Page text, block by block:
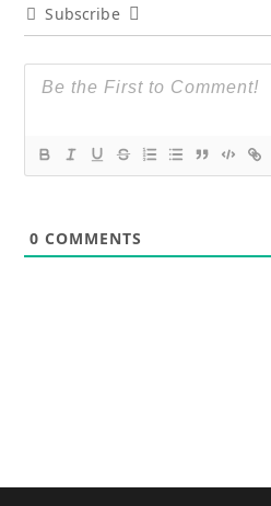
Subscribe
0 COMMENTS